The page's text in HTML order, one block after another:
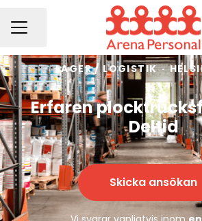
KARRIÄRMENY
Dela sidan
LAGER / LOGISTIK ·
Erfaren
Deltid
Skicka ansökan